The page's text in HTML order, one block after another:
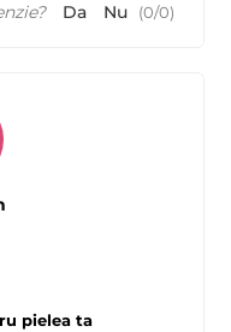
Da Nu (0/0)
pielea ta